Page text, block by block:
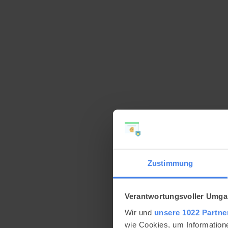
Zustimmung
Verantwortungsvoller
Wir und unsere 1022
wie Cookies, um